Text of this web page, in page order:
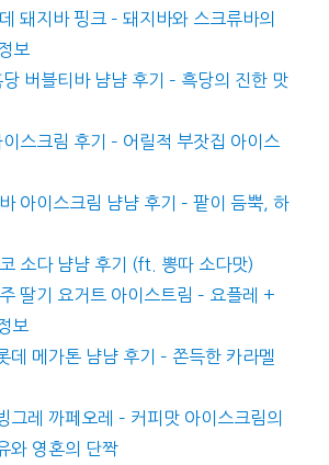
돼지바 핑크 – 돼지바와 스크류바의
보
버블티바 냠냠 후기 – 흑당의 진한 맛
스크림 후기 – 어릴적 부잣집 아이스
아이스크림 냠냠 후기 – 팥이 듬뿍, 하
소다 냠냠 후기 (ft. 뽕따 소다맛)
딸기 요거트 아이스트림 – 요플레 +
보
데 메가톤 냠냠 후기 – 쫀득한 카라멜
그레 까페오레 – 커피맛 아이스크림의
와 영혼의 단짝